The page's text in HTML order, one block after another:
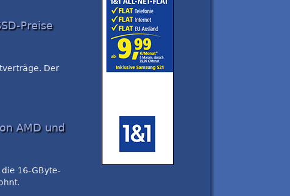
Preise
Der
AMD und
die 16-GByte-